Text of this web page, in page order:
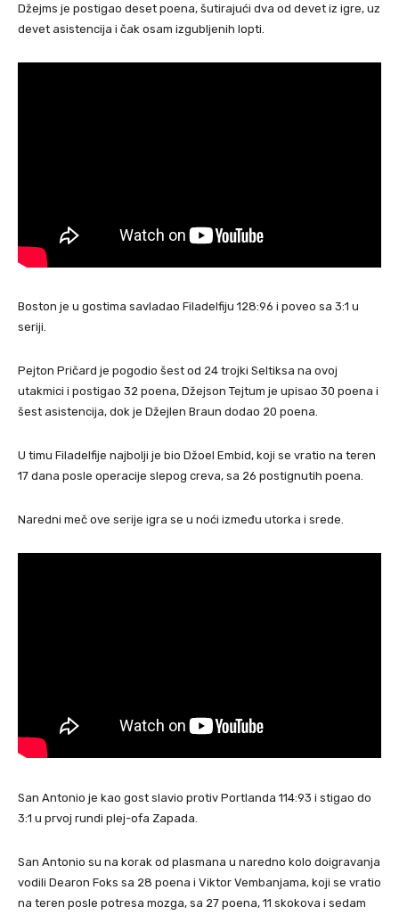
Džejms je postigao deset poena, šutirajući dva od devet iz igre, uz
devet asistencija i čak osam izgubljenih lopti.
Boston je u gostima savladao Filadelfiju 128:96 i poveo sa 3:1 u
seriji.
Pejton Pričard je pogodio šest od 24 trojki Seltiksa na ovoj
utakmici i postigao 32 poena, Džejson Tejtum je upisao 30 poena i
šest asistencija, dok je Džejlen Braun dodao 20 poena.
U timu Filadelfije najbolji je bio Džoel Embid, koji se vratio na teren
17 dana posle operacije slepog creva, sa 26 postignutih poena.
Naredni meč ove serije igra se u noći između utorka i srede.
San Antonio je kao gost slavio protiv Portlanda 114:93 i stigao do
3:1 u prvoj rundi plej-ofa Zapada.
San Antonio su na korak od plasmana u naredno kolo doigravanja
vodili Dearon Foks sa 28 poena i Viktor Vembanjama, koji se vratio
na teren posle potresa mozga, sa 27 poena, 11 skokova i sedam